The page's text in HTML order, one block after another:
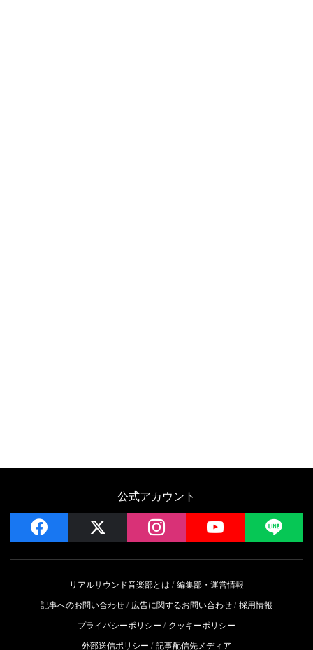
公式アカウント
facebook instagram YouTube
リアルサウンド音楽部とは
編集部・運営情報
記事へのお問い合わせ
広告に関するお問い合わせ 採用情報
プライバシーポリシー
クッキーポリシー
外部送信ポリシー
記事配信先メディア